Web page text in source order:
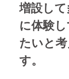
増設し
に体験
たいと
す。